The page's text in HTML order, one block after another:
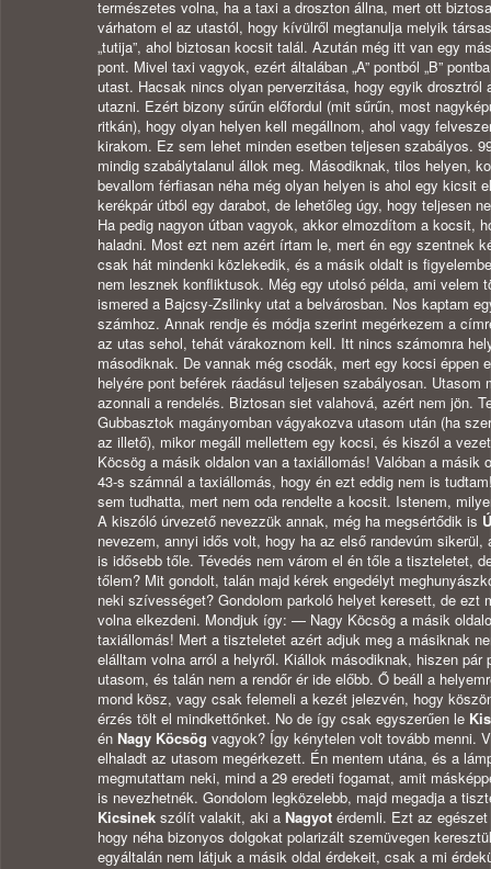
természetes volna, ha a taxi a droszton állna, mert ott
várhatom el az utastól, hogy kívülről megtanulja melyik
„tutija”, ahol biztosan kocsit talál. Azután még itt van egy
pont. Mivel taxi vagyok, ezért általában „A” pontból „B”
utast. Hacsak nincs olyan perverzitása, hogy egyik drosztról
utazni. Ezért bizony sűrűn előfordul (mit sűrűn, most
ritkán), hogy olyan helyen kell megállnom, ahol vagy
kirakom. Ez sem lehet minden esetben teljesen szabályos.
mindig szabálytalanul állok meg. Másodiknak, tilos helyen,
bevallom férfiasan néha még olyan helyen is ahol egy kicsit
kerékpár útból egy darabot, de lehetőleg úgy, hogy teljesen
Ha pedig nagyon útban vagyok, akkor elmozdítom a kocsit,
haladni. Most ezt nem azért írtam le, mert én egy szentnek
csak hát mindenki közlekedik, és a másik oldalt is
nem lesznek konfliktusok. Még egy utolsó példa, ami velem
ismered a Bajcsy-Zsilinky utat a belvárosban. Nos kaptam
számhoz. Annak rendje és módja szerint megérkezem a
az utas sehol, tehát várakoznom kell. Itt nincs számomra
másodiknak. De vannak még csodák, mert egy kocsi éppen
helyére pont beférek ráadásul teljesen szabályosan. Utasom
azonnali a rendelés. Biztosan siet valahová, azért nem jön.
Gubbasztok magányomban vágyakozva utasom után (ha
az illető), mikor megáll mellettem egy kocsi, és kiszól a
Köcsög a másik oldalon van a taxiállomás! Valóban a másik
43-s számnál a taxiállomás, hogy én ezt eddig nem is
sem tudhatta, mert nem oda rendelte a kocsit. Istenem,
A kiszóló úrvezető nevezzük annak, még ha megsértődik is
nevezem, annyi idős volt, hogy ha az első randevúm sikerül,
is idősebb tőle. Tévedés nem várom el én tőle a tiszteletet,
tőlem? Mit gondolt, talán majd kérek engedélyt
neki szívességet? Gondolom parkoló helyet keresett, de ezt
volna elkezdeni. Mondjuk így: — Nagy Köcsög a másik
taxiállomás! Mert a tiszteletet azért adjuk meg a másiknak
elálltam volna arról a helyről. Kiállok másodiknak, hiszen pár
utasom, és talán nem a rendőr ér ide előbb. Ő beáll a
mond kösz, vagy csak felemeli a kezét jelezvén, hogy
érzés tölt el mindkettőnket. No de így csak egyszerűen le
én Nagy Köcsög vagyok? Így kénytelen volt tovább menni.
elhaladt az utasom megérkezett. Én mentem utána, és a
megmutattam neki, mind a 29 eredeti fogamat, amit
is nevezhetnék. Gondolom legközelebb, majd megadja a
Kicsinek szólít valakit, aki a Nagyot érdemli. Ezt az
hogy néha bizonyos dolgokat polarizált szemüvegen
egyáltalán nem látjuk a másik oldal érdekeit, csak a mi